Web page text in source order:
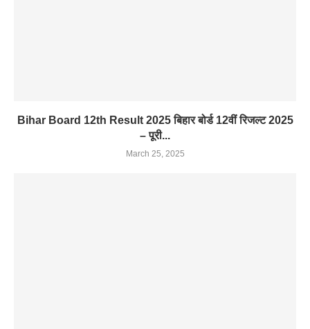
Bihar Board 12th Result 2025 बिहार बोर्ड 12वीं रिजल्ट 2025
– पूरी...
March 25, 2025